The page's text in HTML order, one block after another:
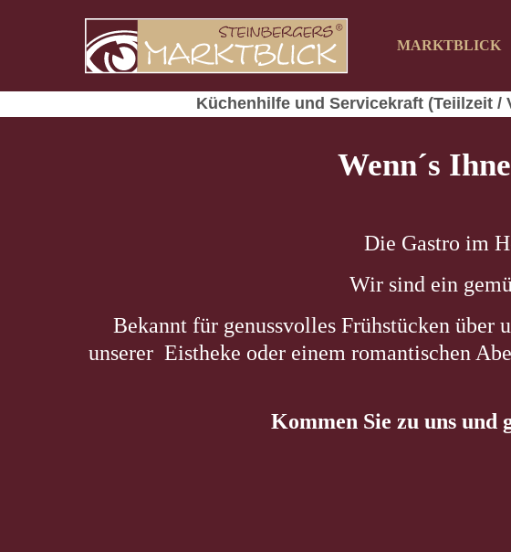
Der Eintrag "offcanvas-col1" existiert leider
nicht.
Der Eintrag "offcanvas-
MARKTBLICK
Küchenhilfe und Servicekraft (Teiilzeit / Vollzeit)
Wenn´s
Die Gastro im
Wir sind ein
Bekannt für genussvolles Frühstücken über
unserer Eistheke oder einem romantischen
Kommen Sie zu uns und